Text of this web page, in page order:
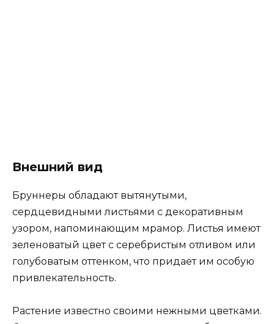
Внешний вид
Бруннеры обладают вытянутыми,
сердцевидными листьями с декоративным
узором, напоминающим мрамор. Листья имеют
зеленоватый цвет с серебристым отливом или
голубоватым оттенком, что придает им особую
привлекательность.
Растение известно своими нежными цветками.